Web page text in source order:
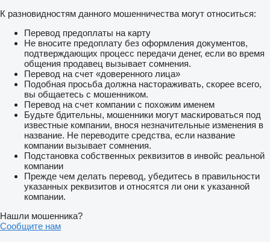
Más info en nuestra web:
-Financiación a tu medida.
Consúltanos tu caso. Adaptamos la financiación a tus
necesidades. Sujeto a condiciones de cada entidad financiera.
Valido salvo error tipográfico.
Dispone de aire acondicionado, pantalla multimedia y navegador
GPS, etc.
К разновидностям данного мошенничества могут относиться:
Перевод предоплаты на карту
Не вносите предоплату без оформления документов,
подтверждающих процесс передачи денег, если во время
общения продавец вызывает сомнения.
Перевод на счет «доверенного лица»
Подобная просьба должна настораживать, скорее всего,
вы общаетесь с мошенником.
Перевод на счет компании с похожим именем
Будьте бдительны, мошенники могут маскироваться под
известные компании, внося незначительные изменения в
название. Не переводите средства, если название
компании вызывает сомнения.
Подстановка собственных реквизитов в инвойс реальной
компании
Прежде чем делать перевод, убедитесь в правильности
указанных реквизитов и относятся ли они к указанной
компании.
Нашли мошенника?
Сообщите нам